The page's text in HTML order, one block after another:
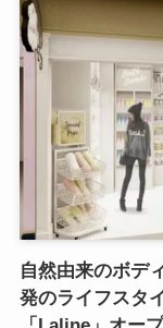
自然由来のボデ
発のライフスタ